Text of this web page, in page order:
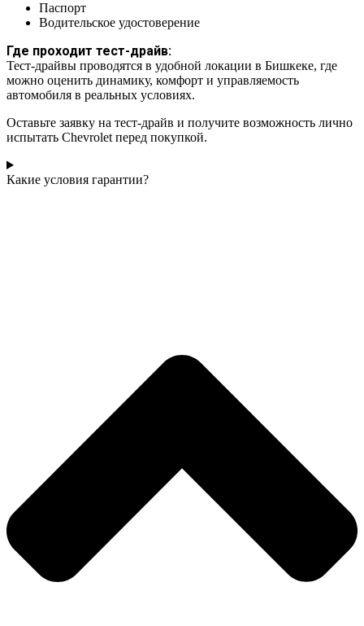
Паспорт
Водительское удостоверение
Где проходит тест-драйв:
Тест-драйвы проводятся в удобной локации в Бишкеке, где
можно оценить динамику, комфорт и управляемость
автомобиля в реальных условиях.
Оставьте заявку на тест-драйв и получите возможность лично
испытать Chevrolet перед покупкой.
Какие условия гарантии?